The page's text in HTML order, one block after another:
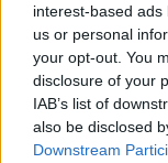
interest-based
us or personal
your opt-out. You
disclosure of your
IAB’s list of
also be disclosed
Downstream
Visa Plats-
«Bio Aspen:
the Enemy –